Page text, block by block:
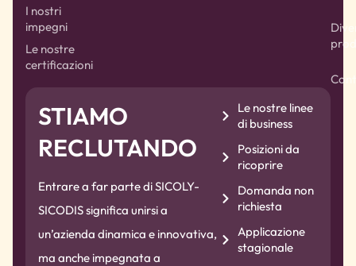
I nostri
impegni
Le nostre
certificazioni
STIAMO
RECLUTANDO
Entrare a far parte di SICOLY-
SICODIS significa unirsi a
un’azienda dinamica e innovativa,
ma anche impegnata a
Le nostre linee
di business
Posizioni da
ricoprire
Domanda non
richiesta
Applicazione
stagionale